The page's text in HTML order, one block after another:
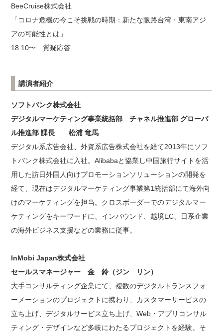
BeeCruise株式会社
「コロナ危機の今こそ挑戦の時期：新たな販路台湾・東南アジ
アの可能性とは」
18:10〜 質疑応答
講演者紹介
ソフトバンク株式会社
デジタルマーケティング事業統括部 チャネル推進部 グローバ
ル推進部 課長 松浦 竜馬
デジタル系広告会社、外資系広告株式会社を経て2013年にソフ
トバンク株式会社に入社。Alibabaと協業し中国旅行サイトを活
用した訪日外国人向けプロモーションソリューションの開発を
経て、現在はデジタルマーケティング事業第1統括部にて海外向
けのマーケティングを担当。クロスボーダーでのデジタルマー
ケティングをキーワードに、インバウンド、越境EC、日系企業
の海外ビジネス支援などの業務に従事。
InMobi Japan株式会社
セールスマネージャー 金 鈴（ジン リン）
大手コンサルティング企業にて、複数のデジタルトランスフォ
ーメーションのプロジェクトに携わり、カスタマーサービスの
立ち上げ、デジタルサービス立ち上げ、Web・アプリコンサル
ティング・デザインなど多岐にわたるプロジェクトを経験。そ